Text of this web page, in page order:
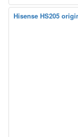
Hisense HS205